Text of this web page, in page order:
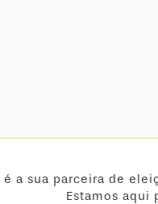
é a sua parceira de
Estamos aqui